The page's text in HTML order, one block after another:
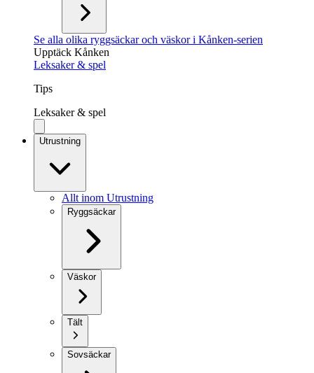
Se alla olika ryggsäckar och väskor i Kånken-serien
Upptäck Kånken
Leksaker & spel
Tips
Leksaker & spel
Utrustning
Allt inom Utrustning
Ryggsäckar
Väskor
Tält
Sovsäckar